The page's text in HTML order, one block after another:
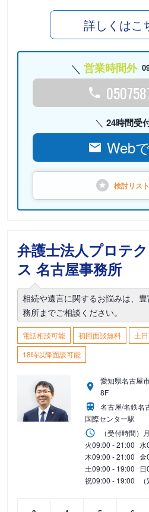
詳しくはこ
営業時間外
24時間受
Web
検討リス
弁護士法人プロテ
ス 名古屋事務所
相続や遺言に関するお悩みは、
務所までご相談ください。
電話相談可能 初回面談無料
土
18時以降面談可能
愛知県名古屋
8F
名古屋/名鉄名
国際センター駅
（受付時間）
火09:00 - 21:00 水
木09:00 - 21:00 金
土09:00 - 19:00 日
祝09:00 - 19:00